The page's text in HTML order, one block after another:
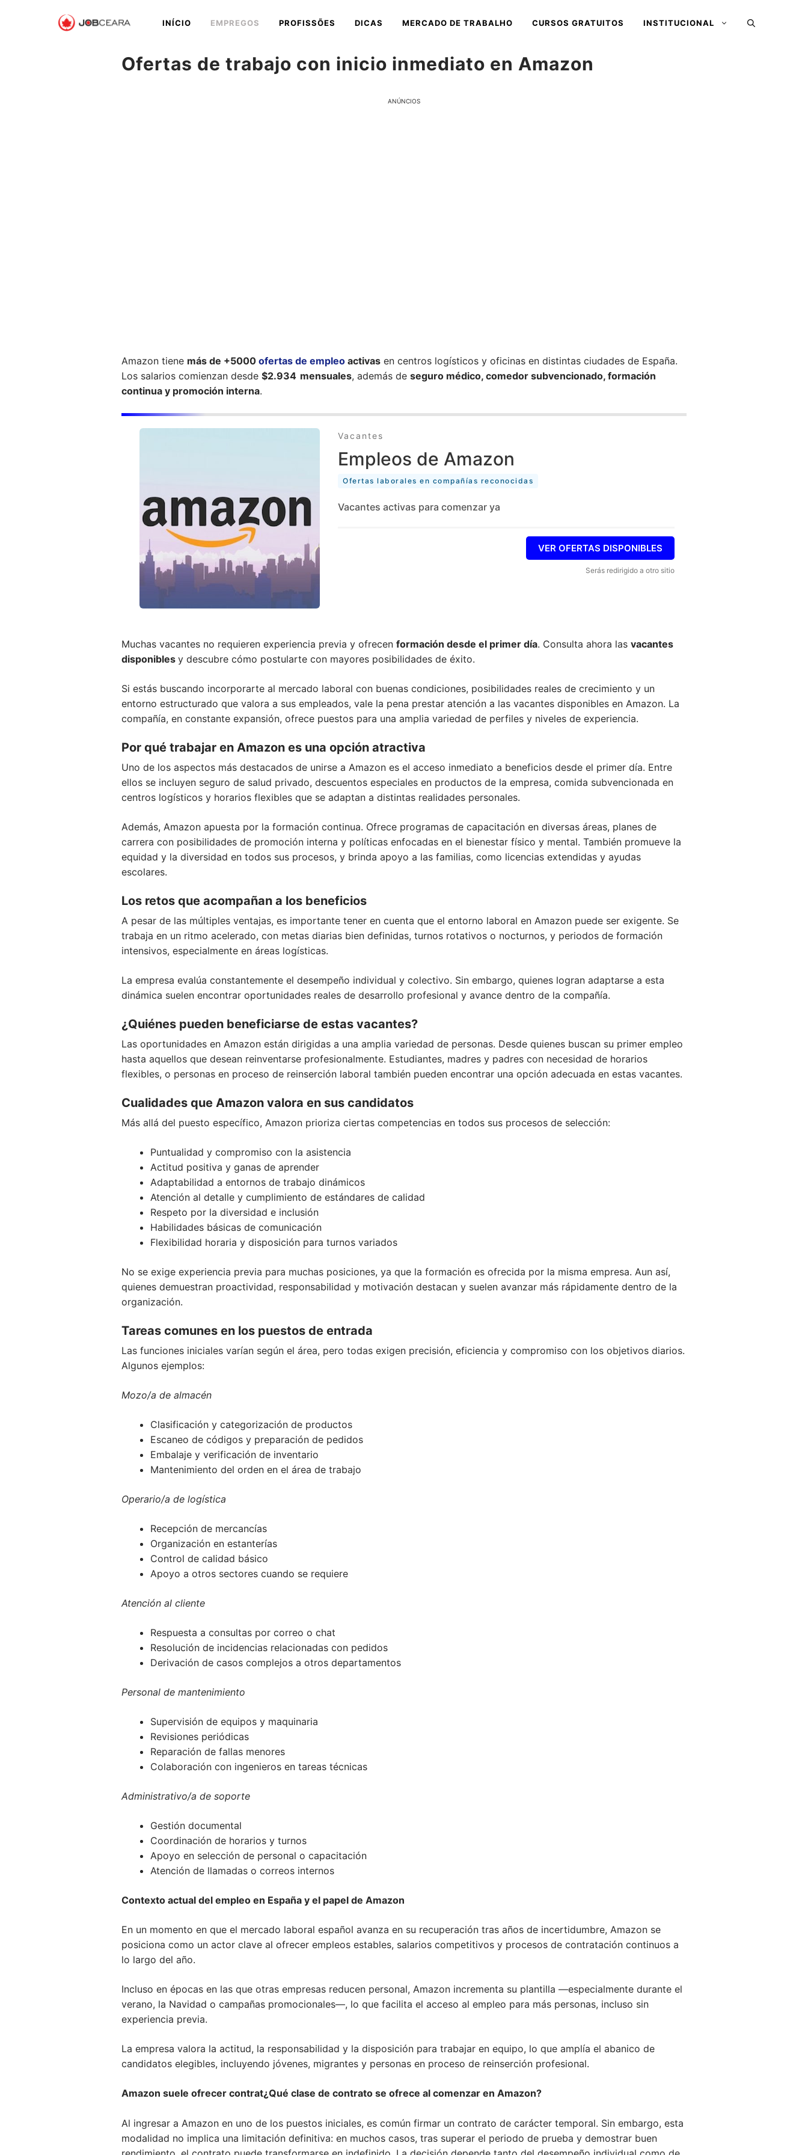
INÍCIO EMPREGOS PROFISSÕES DICAS MERCADO DE TRABALHO CURSOS GRATUITOS INSTITUCIONAL
Ofertas de trabajo con inicio inmediato en Amazon
ANÚNCIOS
Amazon tiene más de +5000 ofertas de empleo activas en centros logísticos y oficinas en distintas ciudades de España.
Los salarios comienzan desde $2.934 mensuales, además de seguro médico, comedor subvencionado, formación
continua y promoción interna.
Vacantes
Empleos de Amazon
Ofertas laborales en compañías reconocidas
Vacantes activas para comenzar ya
VER OFERTAS DISPONIBLES
Serás redirigido a otro sitio
Muchas vacantes no requieren experiencia previa y ofrecen formación desde el primer día. Consulta ahora las vacantes
disponibles y descubre cómo postularte con mayores posibilidades de éxito.
Si estás buscando incorporarte al mercado laboral con buenas condiciones, posibilidades reales de crecimiento y un
entorno estructurado que valora a sus empleados, vale la pena prestar atención a las vacantes disponibles en Amazon. La
compañía, en constante expansión, ofrece puestos para una amplia variedad de perfiles y niveles de experiencia.
Por qué trabajar en Amazon es una opción atractiva
Uno de los aspectos más destacados de unirse a Amazon es el acceso inmediato a beneficios desde el primer día. Entre
ellos se incluyen seguro de salud privado, descuentos especiales en productos de la empresa, comida subvencionada en
centros logísticos y horarios flexibles que se adaptan a distintas realidades personales.
Además, Amazon apuesta por la formación continua. Ofrece programas de capacitación en diversas áreas, planes de
carrera con posibilidades de promoción interna y políticas enfocadas en el bienestar físico y mental. También promueve la
equidad y la diversidad en todos sus procesos, y brinda apoyo a las familias, como licencias extendidas y ayudas
escolares.
Los retos que acompañan a los beneficios
A pesar de las múltiples ventajas, es importante tener en cuenta que el entorno laboral en Amazon puede ser exigente. Se
trabaja en un ritmo acelerado, con metas diarias bien definidas, turnos rotativos o nocturnos, y periodos de formación
intensivos, especialmente en áreas logísticas.
La empresa evalúa constantemente el desempeño individual y colectivo. Sin embargo, quienes logran adaptarse a esta
dinámica suelen encontrar oportunidades reales de desarrollo profesional y avance dentro de la compañía.
¿Quiénes pueden beneficiarse de estas vacantes?
Las oportunidades en Amazon están dirigidas a una amplia variedad de personas. Desde quienes buscan su primer empleo
hasta aquellos que desean reinventarse profesionalmente. Estudiantes, madres y padres con necesidad de horarios
flexibles, o personas en proceso de reinserción laboral también pueden encontrar una opción adecuada en estas vacantes.
Cualidades que Amazon valora en sus candidatos
Más allá del puesto específico, Amazon prioriza ciertas competencias en todos sus procesos de selección:
Puntualidad y compromiso con la asistencia
Actitud positiva y ganas de aprender
Adaptabilidad a entornos de trabajo dinámicos
Atención al detalle y cumplimiento de estándares de calidad
Respeto por la diversidad e inclusión
Habilidades básicas de comunicación
Flexibilidad horaria y disposición para turnos variados
No se exige experiencia previa para muchas posiciones, ya que la formación es ofrecida por la misma empresa. Aun así,
quienes demuestran proactividad, responsabilidad y motivación destacan y suelen avanzar más rápidamente dentro de la
organización.
Tareas comunes en los puestos de entrada
Las funciones iniciales varían según el área, pero todas exigen precisión, eficiencia y compromiso con los objetivos diarios.
Algunos ejemplos:
Mozo/a de almacén
Clasificación y categorización de productos
Escaneo de códigos y preparación de pedidos
Embalaje y verificación de inventario
Mantenimiento del orden en el área de trabajo
Operario/a de logística
Recepción de mercancías
Organización en estanterías
Control de calidad básico
Apoyo a otros sectores cuando se requiere
Atención al cliente
Respuesta a consultas por correo o chat
Resolución de incidencias relacionadas con pedidos
Derivación de casos complejos a otros departamentos
Personal de mantenimiento
Supervisión de equipos y maquinaria
Revisiones periódicas
Reparación de fallas menores
Colaboración con ingenieros en tareas técnicas
Administrativo/a de soporte
Gestión documental
Coordinación de horarios y turnos
Apoyo en selección de personal o capacitación
Atención de llamadas o correos internos
Contexto actual del empleo en España y el papel de Amazon
En un momento en que el mercado laboral español avanza en su recuperación tras años de incertidumbre, Amazon se
posiciona como un actor clave al ofrecer empleos estables, salarios competitivos y procesos de contratación continuos a
lo largo del año.
Incluso en épocas en las que otras empresas reducen personal, Amazon incrementa su plantilla —especialmente durante el
verano, la Navidad o campañas promocionales—, lo que facilita el acceso al empleo para más personas, incluso sin
experiencia previa.
La empresa valora la actitud, la responsabilidad y la disposición para trabajar en equipo, lo que amplía el abanico de
candidatos elegibles, incluyendo jóvenes, migrantes y personas en proceso de reinserción profesional.
Amazon suele ofrecer contrat¿Qué clase de contrato se ofrece al comenzar en Amazon?
Al ingresar a Amazon en uno de los puestos iniciales, es común firmar un contrato de carácter temporal. Sin embargo, esta
modalidad no implica una limitación definitiva: en muchos casos, tras superar el periodo de prueba y demostrar buen